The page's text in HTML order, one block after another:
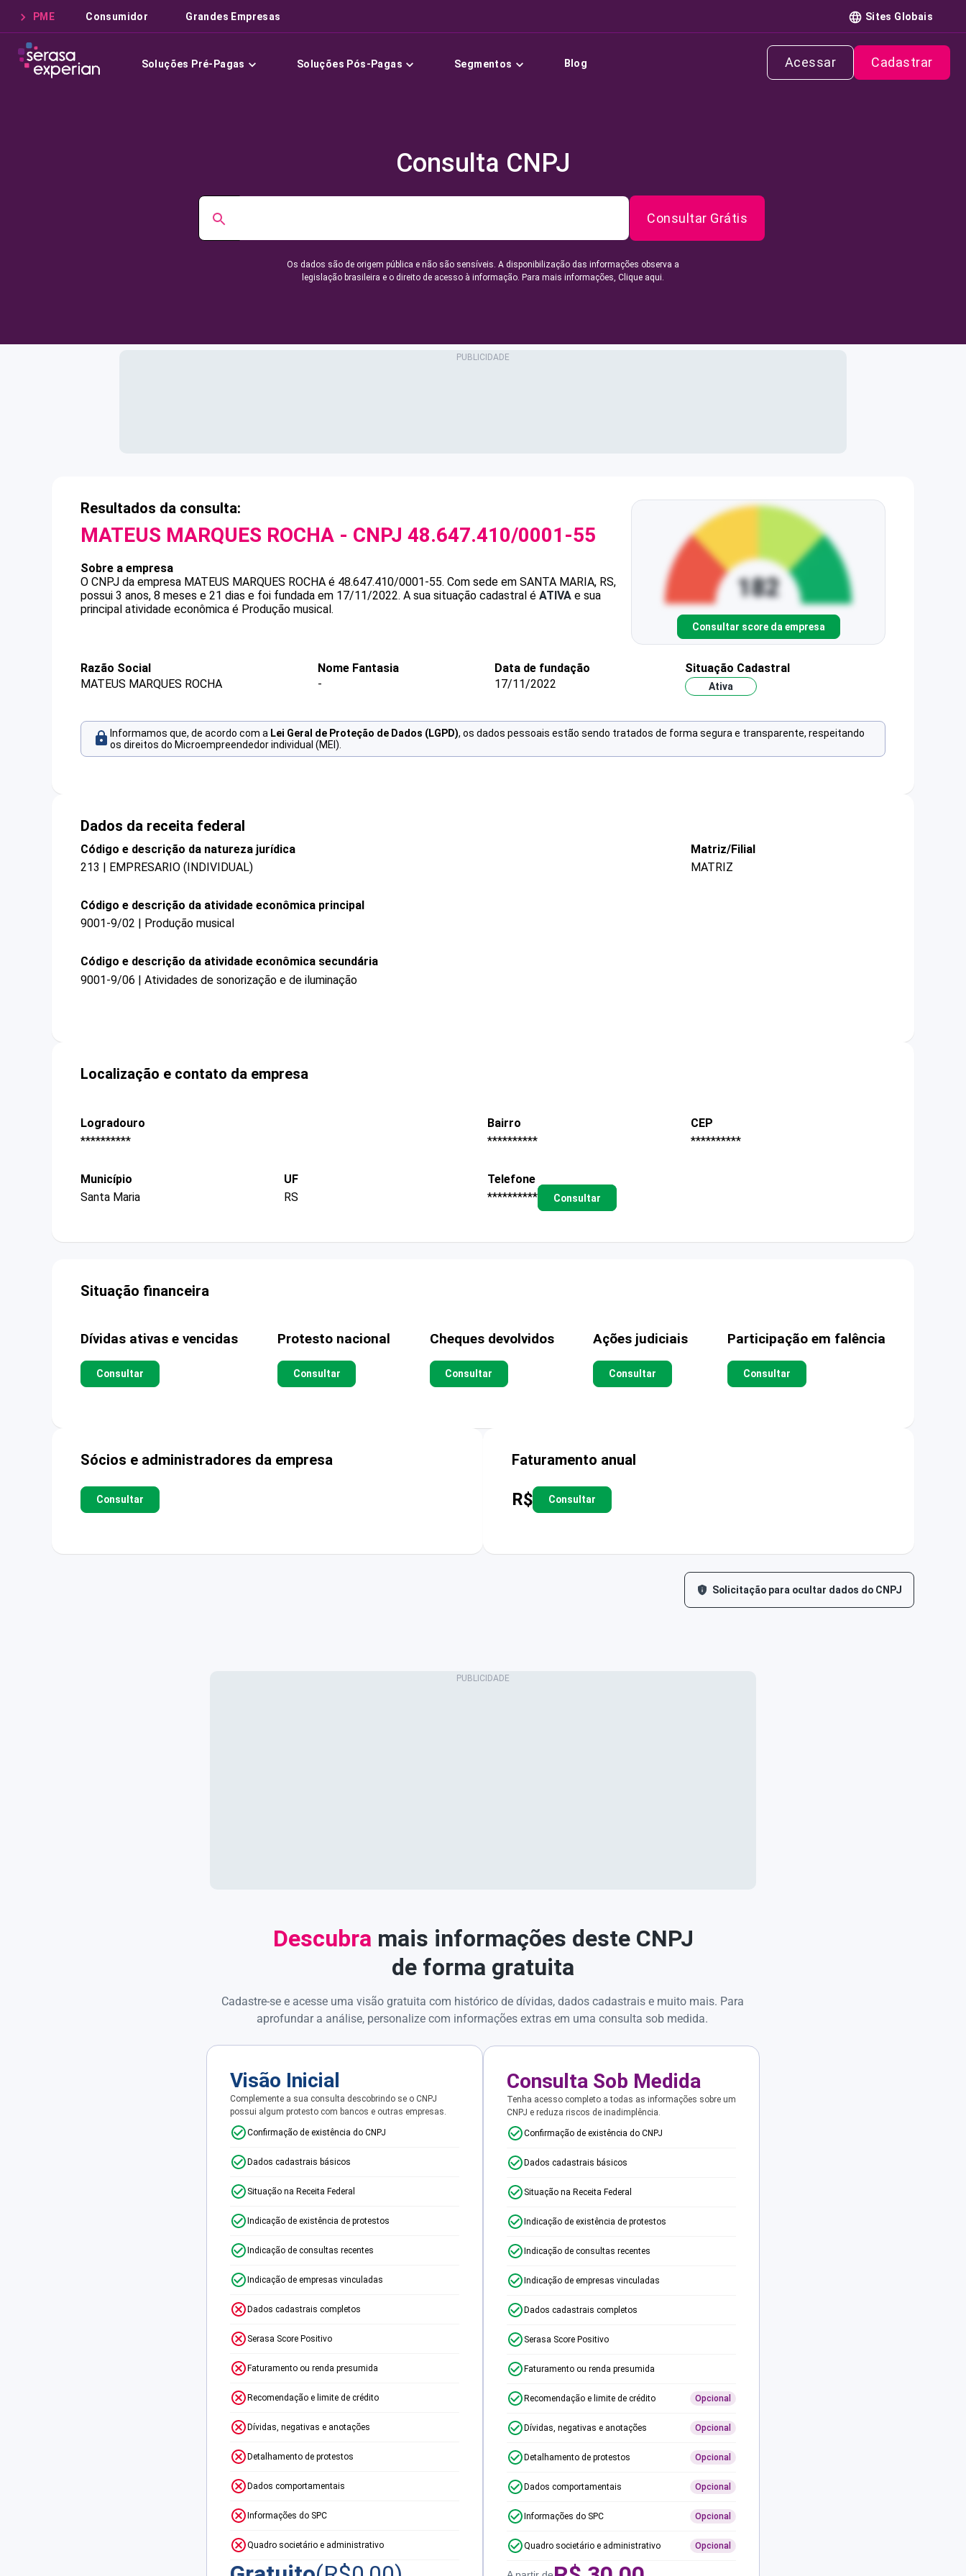
PME Consumidor Grandes Empresas Sites Globais
Soluções Pré-Pagas Soluções Pós-Pagas Segmentos Blog Acessar Cadastrar
Consulta CNPJ
Consultar Grátis
Os dados são de origem pública e não são sensíveis. A disponibilização das informações observa a
legislação brasileira e o direito de acesso à informação. Para mais informações, Clique aqui.
Resultados da consulta:
MATEUS MARQUES ROCHA - CNPJ 48.647.410/0001-55
Sobre a empresa
O CNPJ da empresa MATEUS MARQUES ROCHA é 48.647.410/0001-55. Com sede em SANTA MARIA, RS,
possui 3 anos, 8 meses e 21 dias e foi fundada em 17/11/2022. A sua situação cadastral é ATIVA e sua
principal atividade econômica é Produção musical.
Consultar score da empresa
Razão Social
MATEUS MARQUES ROCHA
Nome Fantasia
-
Data de fundação
17/11/2022
Situação Cadastral
Ativa
Informamos que, de acordo com a Lei Geral de Proteção de Dados (LGPD), os dados pessoais estão sendo tratados de forma segura e transparente, respeitando
os direitos do Microempreendedor individual (MEI).
Dados da receita federal
Código e descrição da natureza jurídica
213 | EMPRESARIO (INDIVIDUAL)
Matriz/Filial
MATRIZ
Código e descrição da atividade econômica principal
9001-9/02 | Produção musical
Código e descrição da atividade econômica secundária
9001-9/06 | Atividades de sonorização e de iluminação
Localização e contato da empresa
Logradouro
**********
Bairro
**********
CEP
**********
Município
Santa Maria
UF
RS
Telefone
**********
Consultar
Situação financeira
Dívidas ativas e vencidas
Consultar
Protesto nacional
Consultar
Cheques devolvidos
Consultar
Ações judiciais
Consultar
Participação em falência
Consultar
Sócios e administradores da empresa
Consultar
Faturamento anual
R$ Consultar
Solicitação para ocultar dados do CNPJ
Descubra mais informações deste CNPJ
de forma gratuita
Cadastre-se e acesse uma visão gratuita com histórico de dívidas, dados cadastrais e muito mais. Para
aprofundar a análise, personalize com informações extras em uma consulta sob medida.
Visão Inicial
Complemente a sua consulta descobrindo se o CNPJ
possui algum protesto com bancos e outras empresas.
Confirmação de existência do CNPJ
Dados cadastrais básicos
Situação na Receita Federal
Indicação de existência de protestos
Indicação de consultas recentes
Indicação de empresas vinculadas
Dados cadastrais completos
Serasa Score Positivo
Faturamento ou renda presumida
Recomendação e limite de crédito
Dívidas, negativas e anotações
Detalhamento de protestos
Dados comportamentais
Informações do SPC
Quadro societário e administrativo
Consulta Sob Medida
Tenha acesso completo a todas as informações sobre um
CNPJ e reduza riscos de inadimplência.
Confirmação de existência do CNPJ
Dados cadastrais básicos
Situação na Receita Federal
Indicação de existência de protestos
Indicação de consultas recentes
Indicação de empresas vinculadas
Dados cadastrais completos
Serasa Score Positivo
Faturamento ou renda presumida
Recomendação e limite de crédito Opcional
Dívidas, negativas e anotações Opcional
Detalhamento de protestos Opcional
Dados comportamentais Opcional
Informações do SPC Opcional
Quadro societário e administrativo Opcional